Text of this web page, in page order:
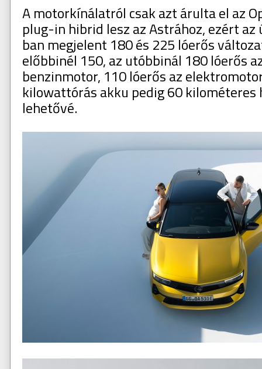
A motorkínálatról csak azt árulta el az
plug-in hibrid lesz az Astrához, ezért
ban megjelent 180 és 225 lóerős
előbbinél 150, az utóbbinál 180 lóerős
benzinmotor, 110 lóerős az
kilowattórás akku pedig 60
lehetővé.